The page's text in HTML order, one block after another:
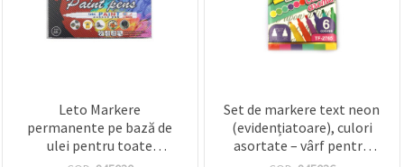
Leto Markere
permanente pe bază de
ulei pentru toate
suprafețele – set de 12
Set de markere text neon
(evidențiatoare), culori
asortate – vârf pentru
subliniere, mărime